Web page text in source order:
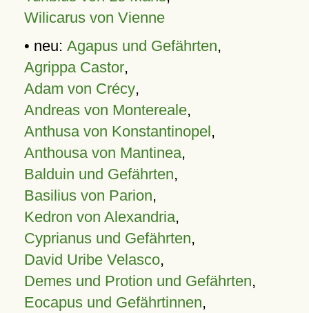
Wilicarus von Vienne
• neu: Agapus und Gefährten,
Agrippa Castor,
Adam von Crécy,
Andreas von Montereale,
Anthusa von Konstantinopel,
Anthousa von Mantinea,
Balduin und Gefährten,
Basilius von Parion,
Kedron von Alexandria,
Cyprianus und Gefährten,
David Uribe Velasco,
Demes und Protion und Gefährten,
Eocapus und Gefährtinnen,